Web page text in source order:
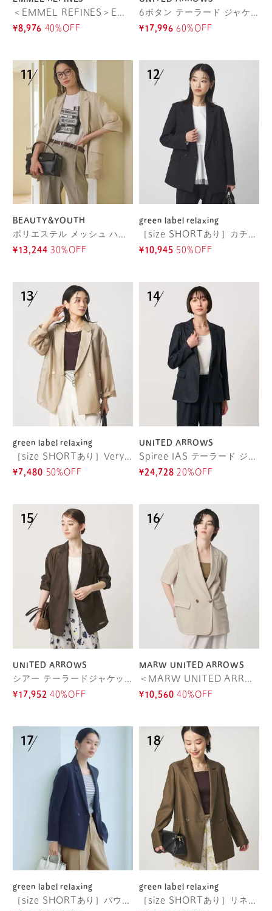
＜EMMEL REFINES＞EM カットGGT シアー ジャケット
¥8,976 40%OFF
6ボタン テーラード ジャケット
¥17,996 60%OFF
BEAUTY&YOUTH
ポリエステル メッシュ ハーフスリーブ ジャケット ウォッシャブル
¥13,244 30%OFF
green label relaxing
［size SHORTあり］カチリラ ダブル ジャケット ウォッシャブル ストレッチ
¥10,945 50%OFF
green label relaxing
［size SHORTあり］VeryLight ベリーライト シアー ストライプ ジャケット
¥7,480 50%OFF
UNITED ARROWS
Spiree IAS テーラード ジャケット ‐UVカット 接触冷感 ウォッシャブル‐
¥24,728 20%OFF
UNITED ARROWS
シアー テーラードジャケット ‐ウォッシャブル‐
¥17,952 40%OFF
MARW UNITED ARROWS
＜MARW UNITED ARROWS＞ショートスリーブ ダブル ジャケット
¥10,560 40%OFF
green label relaxing
［size SHORTあり］パウドレ ダブル ジャケット ウォッシャブル ストレッチ
green label relaxing
［size SHORTあり］リネンライク 2B ジャケット